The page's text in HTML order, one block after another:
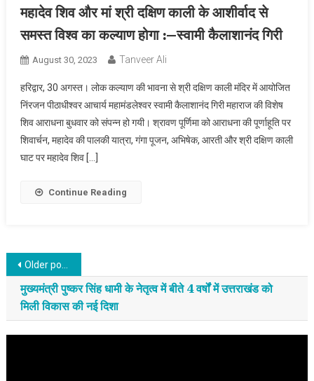
महादेव शिव और मां श्री दक्षिण काली के आशीर्वाद से
समस्त विश्व का कल्याण होगा :–स्वामी कैलाशानंद गिरी
August 30, 2023 Tanveer Ali
हरिद्वार, 30 अगस्त। लोक कल्याण की भावना से श्री दक्षिण काली मंदिर में आयोजित
निंरजन पीठाधीश्वर आचार्य महामंडलेश्वर स्वामी कैलाशानंद गिरी महाराज की विशेष
शिव आराधना बुधवार को संपन्न हो गयी। श्रावण पूर्णिमा को आराधना की पूर्णाहूति पर
शिवार्चन, महादेव की पालकी यात्रा, गंगा पूजन, अभिषेक, आरती और श्री दक्षिण काली
घाट पर महादेव शिव […]
Continue Reading
Posts navigation
Older posts
मुख्यमंत्री पुष्कर सिंह धामी के नेतृत्व में बीते 4 वर्षों में उत्तराखंड को
मिली विकास की नई दिशा